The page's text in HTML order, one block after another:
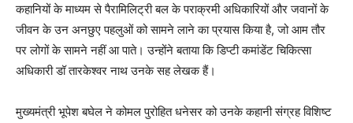
कहानियों के माध्यम से पैरामिलिट्री बल के पराक्रमी अधिकारियों और जवानों के
जीवन के उन अनछुए पहलुओं को सामने लाने का प्रयास किया है, जो आम तौर
पर लोगों के सामने नहीं आ पाते। उन्होंने बताया कि डिप्टी कमांडेंट चिकित्सा
अधिकारी डॉ तारकेश्वर नाथ उनके सह लेखक हैं।
मुख्यमंत्री भूपेश बघेल ने कोमल पुरोहित धनेसर को उनके कहानी संग्रह विशिष्ट